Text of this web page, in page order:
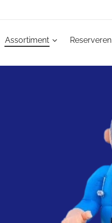
Assortiment Reserveren